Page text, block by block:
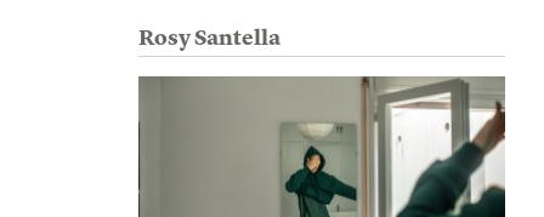
Rosy Santella